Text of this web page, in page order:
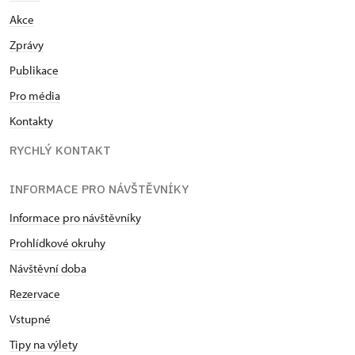
Akce
Zprávy
Publikace
Pro média
Kontakty
RYCHLÝ KONTAKT
INFORMACE PRO NÁVŠTĚVNÍKY
Informace pro návštěvníky
Prohlídkové okruhy
Návštěvní doba
Rezervace
Vstupné
Tipy na výlety